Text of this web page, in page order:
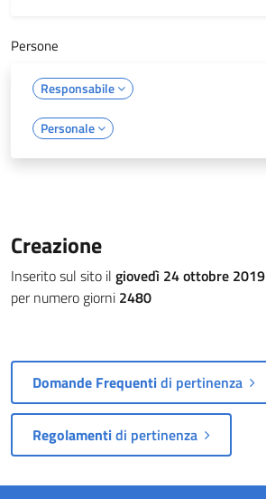
Persone
Responsabile
Personale
Creazione
Inserito sul sito il giovedì 24 ottobre 2019
per numero giorni 2480
Domande Frequentidi pertinenza
Regolamentidi pertinenza